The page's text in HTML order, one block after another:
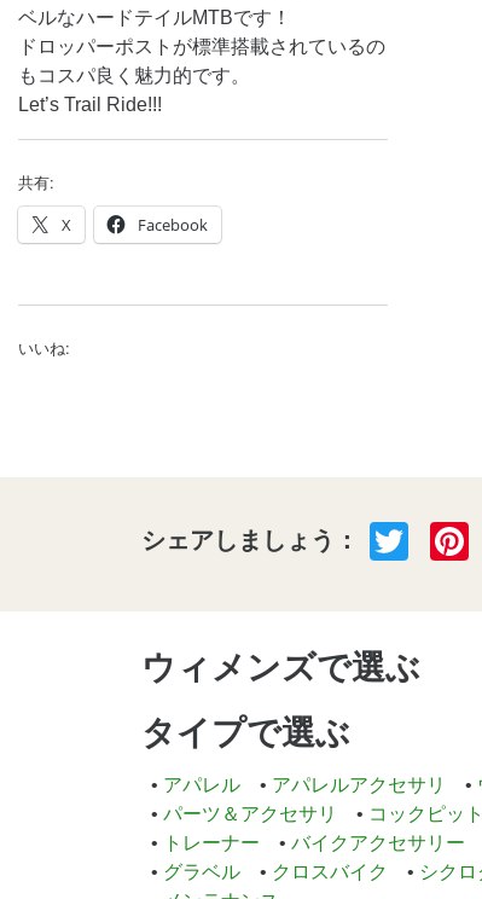
ベルなハードテイルMTBです！
ドロッパーポストが標準搭載されているの
もコスパ良く魅力的です。
Let’s Trail Ride!!!
共有:
X Facebook
いいね:
シェアしましょう：
ウィメンズで選ぶ
タイプで選ぶ
アパレル アパレルアクセサリ
パーツ＆アクセサリ
コックピット
トレーナー
バイクアクセサリー
グラベル
クロスバイク シクロ